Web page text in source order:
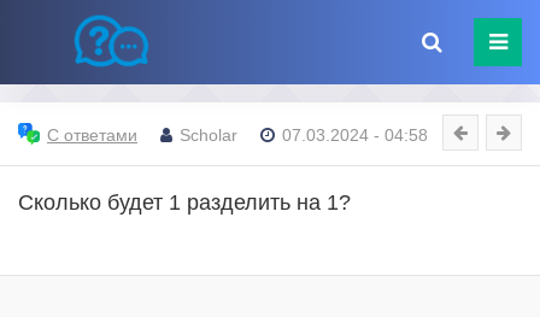
С ответами Scholar 07.03.2024 - 04:58
Сколько будет 1 разделить на 1?